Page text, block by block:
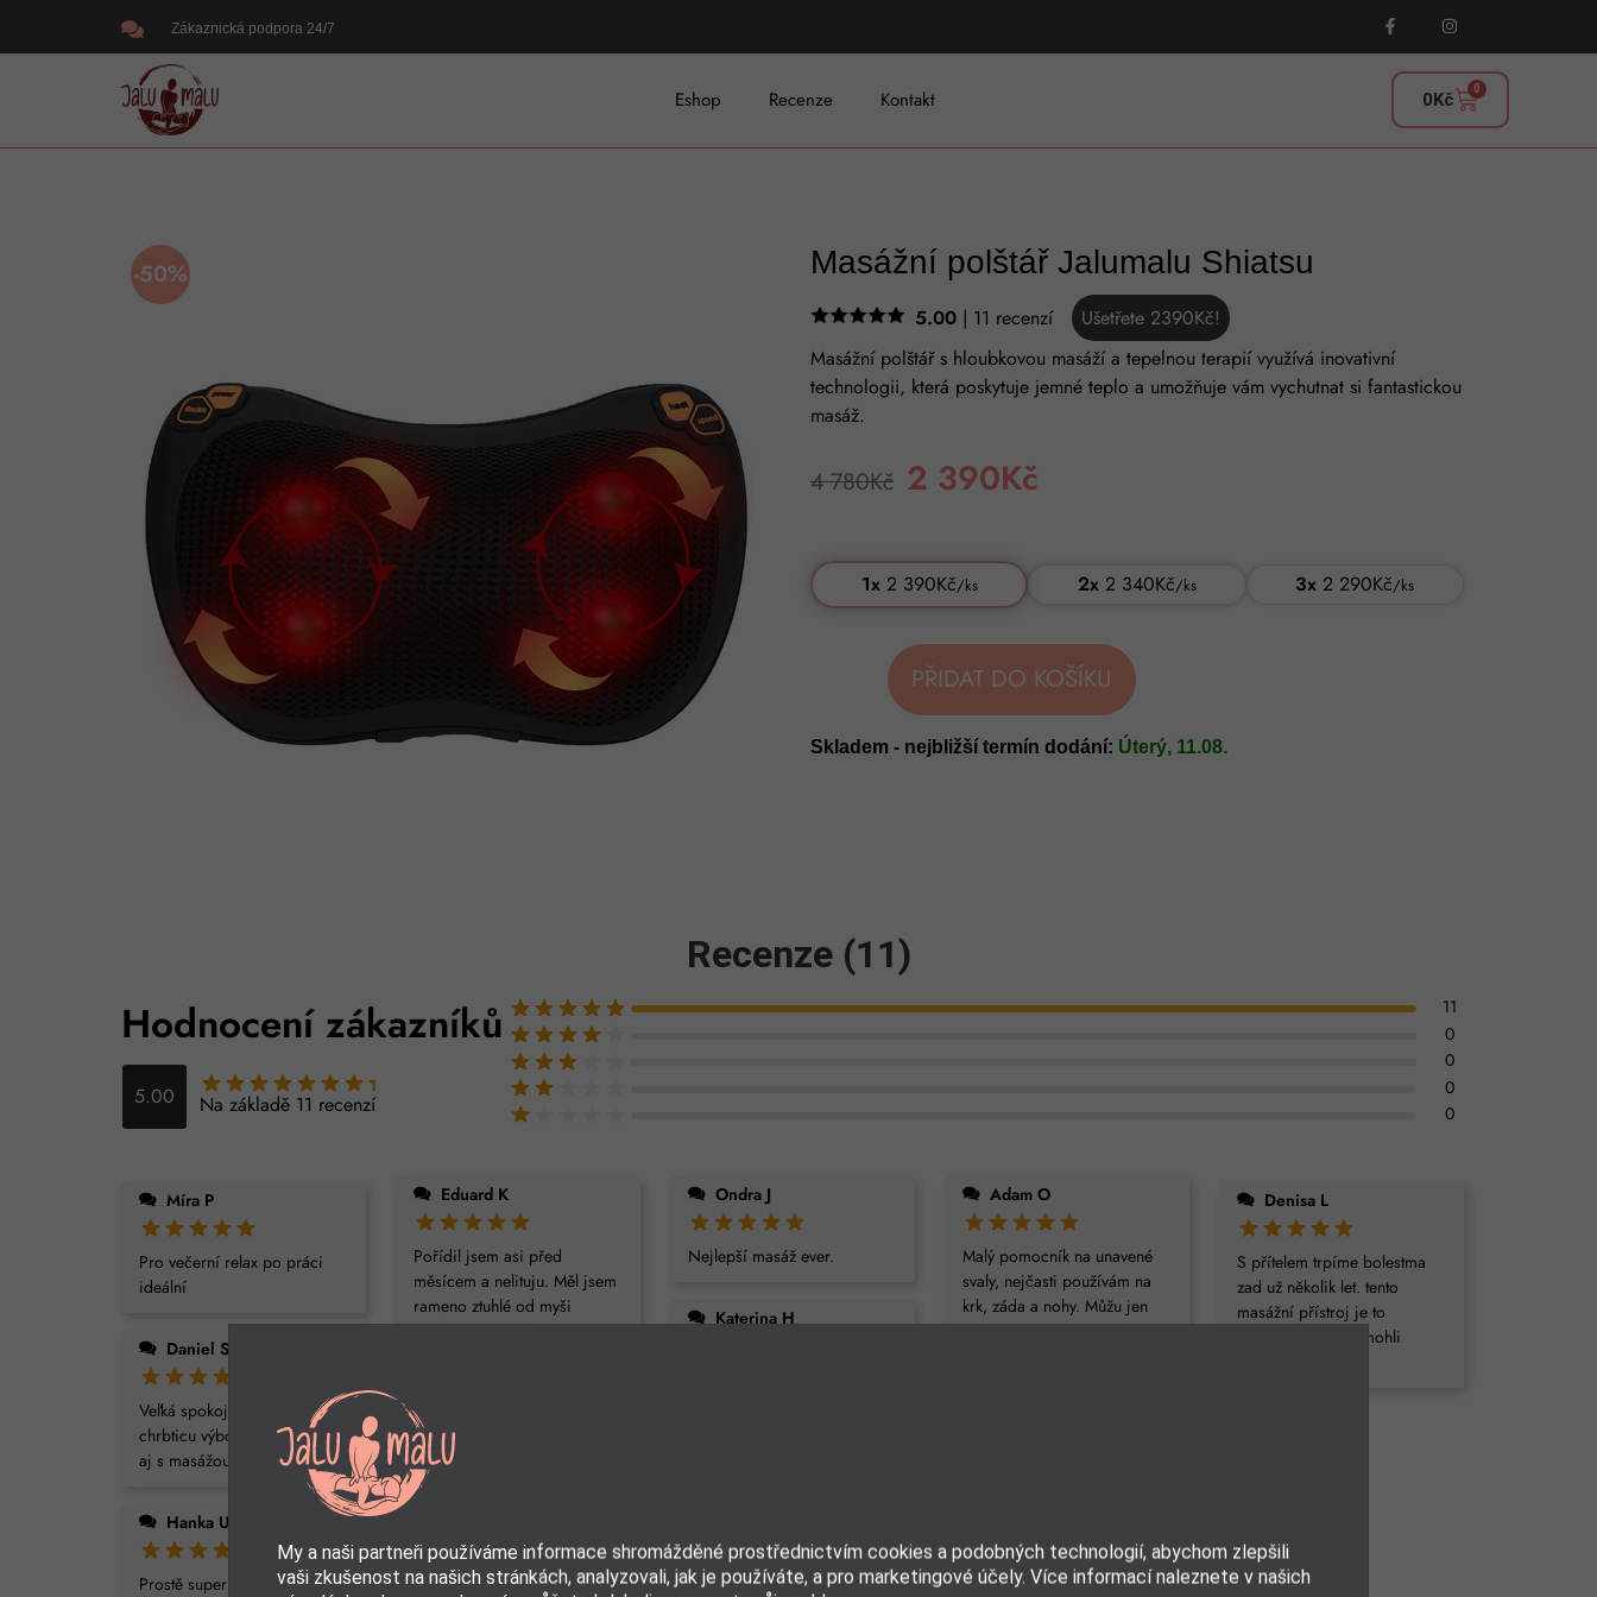
Zákaznická podpora 24/7
Eshop Recenze Kontakt 0Kč 0
-50% Masážní polštář Jalumalu Shiatsu
5.00 | 11 recenzí Ušetřete 2390Kč!
Masážní polštář s hloubkovou masáží a tepelnou terapií využívá inovativní
technologii, která poskytuje jemné teplo a umožňuje vám vychutnat si fantastickou
masáž.
4 780Kč 2 390Kč
1x 2 390Kč/ks 2x 2 340Kč/ks 3x 2 290Kč/ks
PŘIDAT DO KOŠÍKU
Skladem - nejbližší termín dodání: Úterý, 11.08.
Recenze (11)
Hodnocení zákazníků
5.00 Na základě 11 recenzí
11
0
0
0
0
Míra P
Pro večerní relax po práci
ideální
Daniel S
Veľká spokojnosť, na krčnú
chrbticu výborný, ale pomôže
aj s masážou chrbta a nôh.
Hanka U
Prostě super
Eduard K
Pořídil jsem asi před
měsícem a nelituju. Měl jsem
rameno ztuhlé od myši
(pracuju v IT) a chvílemi mne
Tomáš K
snad nikdo neceka) Pro
domaci pouzit v podstate
Ondra J
Nejlepší masáž ever.
Katerina H
na lýtka je obzvlášť příjemný.
Doporučuji
Adam O
Malý pomocník na unavené
svaly, nejčasti používám na
krk, záda a nohy. Můžu jen
doporučit, za tuto cenu fakt
svaly.
Denisa L
S přítelem trpíme bolestma
zad už několik let. tento
masážní přístroj je to
nejlepší, co jsme mohli
My a naši partneři používáme informace shromážděné prostřednictvím cookies a podobných technologií, abychom zlepšili
vaši zkušenost na našich stránkách, analyzovali, jak je používáte, a pro marketingové účely. Více informací naleznete v našich